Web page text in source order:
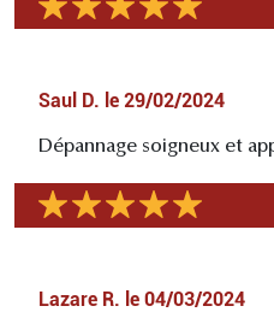
Saul D. le 29/02/2024
Dépannage soigneux et
Lazare R. le 04/03/2024